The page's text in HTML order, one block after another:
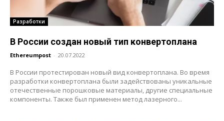
Разработки
В России создан новый тип конвертоплана
Ethereumpost - 20.07.2022
В России протестирован новый вид конвертоплана. Во время
разработки конвертоплана были задействованы уникальные
отечественные порошковые материалы, другие специальные
компоненты. Также был применен метод лазерного...